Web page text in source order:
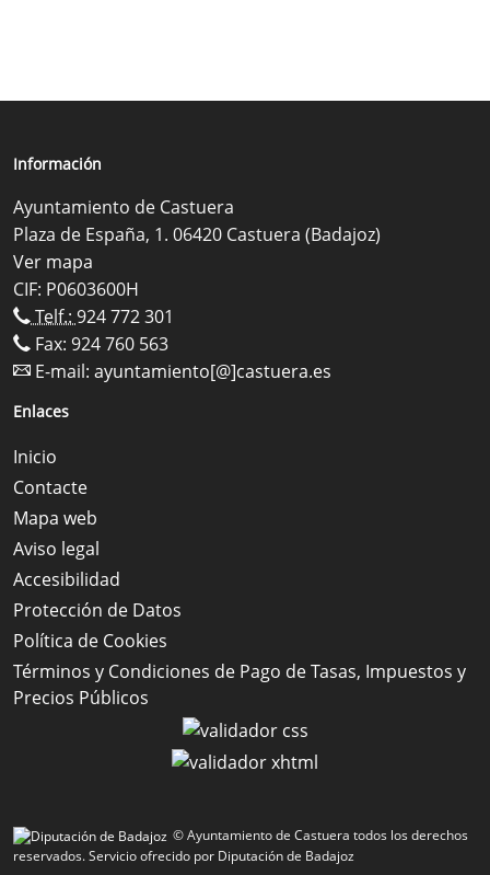
Información
Ayuntamiento de Castuera
Plaza de España, 1. 06420 Castuera (Badajoz)
Ver mapa
CIF: P0603600H
Telf.: 924 772 301
Fax: 924 760 563
E-mail: ayuntamiento[@]castuera.es
Enlaces
Inicio
Contacte
Mapa web
Aviso legal
Accesibilidad
Protección de Datos
Política de Cookies
Términos y Condiciones de Pago de Tasas, Impuestos y
Precios Públicos
© Ayuntamiento de Castuera todos los derechos
reservados.Servicio ofrecido por Diputación de Badajoz